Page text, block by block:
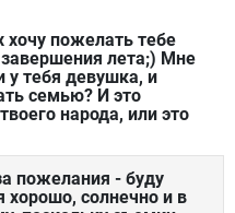
пожелать тебе
лета;) Мне
у тебя девушка, и
семью? И это
народа, или это
пожелания - буду
хорошо, солнечно и в